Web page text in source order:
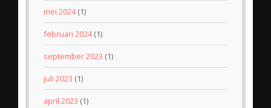
mei 2024(1)
februari 2024(1)
september 2023 (1)
juli 2023 (1)
april 2023 (1)